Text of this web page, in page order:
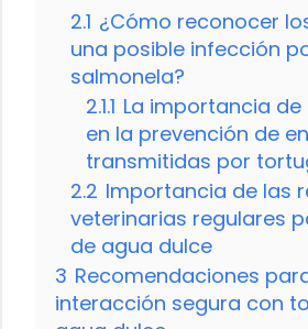
2.1 ¿Cómo reconocer
una posible infección
salmonela?
2.1.1 La importancia
en la prevención de
transmitidas por
2.2 Importancia de las
veterinarias regulares
de agua dulce
3 Recomendaciones
interacción segura con